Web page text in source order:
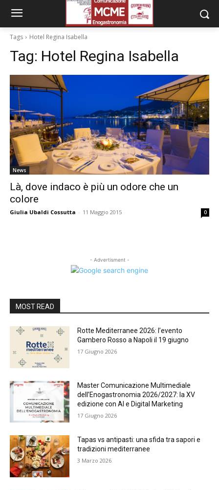
Tags Hotel Regina Isabella
Tag: Hotel Regina Isabella
News
Là, dove indaco è più un odore che un
colore
Giulia Ubaldi Cossutta - 11 Maggio 2015 0
- Advertisment -
MOST READ
Rotte Mediterranee 2026: l’evento
Gambero Rosso a Napoli il 19 giugno
17 Giugno 2026
Master Comunicazione Multimediale
dell’Enogastronomia 2026/2027: la XV
edizione con AI e Digital Marketing
17 Giugno 2026
Tapas vs antipasti: una sfida tra sapori e
tradizioni mediterranee
3 Marzo 2026